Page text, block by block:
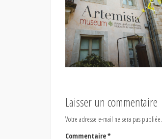
Laisser un commentaire
Votre adresse e-mail ne sera pas publiée.
Commentaire*